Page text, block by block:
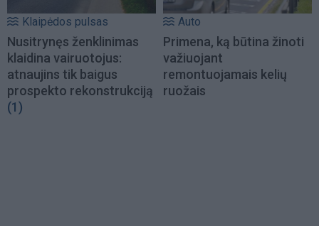
Klaipėdos pulsas
Nusitrynęs ženklinimas
klaidina vairuotojus:
atnaujins tik baigus
prospekto rekonstrukciją
(1)
Auto
Primena, ką būtina žinoti
važiuojant
remontuojamais kelių
ruožais